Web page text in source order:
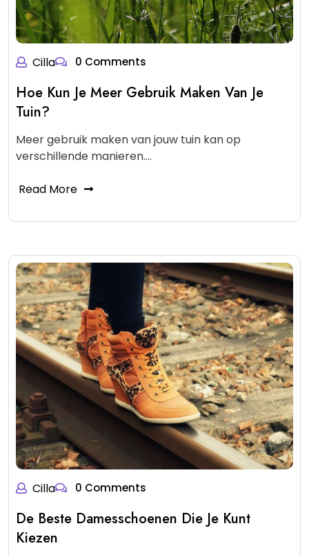
Cilla 0 Comments
Hoe Kun Je Meer Gebruik Maken Van Je
Tuin?
Meer gebruik maken van jouw tuin kan op
verschillende manieren.…
Read More
Cilla 0 Comments
De Beste Damesschoenen Die Je Kunt
Kiezen